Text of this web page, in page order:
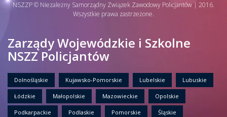
NSZZP © Niezależny Samorządny Związek Zawodowy Policjantów | 2016.
Wszystkie prawa zastrzeżone.
Zarządy Wojewódzkie i Szkolne
NSZZ Policjantów
Dolnośląskie Kujawsko-Pomorskie Lubelskie Lubuskie
Łódzkie Małopolskie Mazowieckie Opolskie
Podkarpackie Podlaskie Pomorskie Śląskie